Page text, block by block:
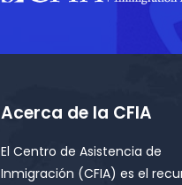
Acerca de la CFIA
El Centro de Asistencia de
Inmigración (CFIA) es el